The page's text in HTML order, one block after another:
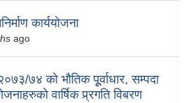
कार्ययोजना
ago
७४ को भौतिक पूूर्वाधार, सम्पदा
वार्षिक प्र्रगति विबरण